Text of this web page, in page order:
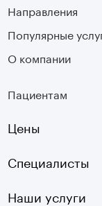
ВДНХ
г. Москва, ул.
Направления
Неврология
Ортопедия-
Популярные
МРТ
УЗИ
Плазмотерапия
О компании
Инфо
Пациентам
Первичный прием
Цены
Специалисты
Наши услуги